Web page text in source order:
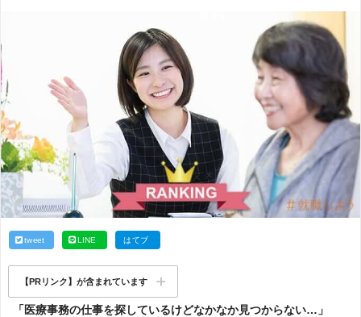
tweet LINE はてブ
【PRリンク】が含まれています
「医療事務の仕事を探しているけどなかなか見つからない…」